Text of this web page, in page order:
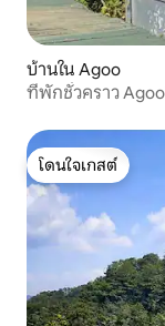
บ้านใน Agoo
ที่พักชั่วคราว
โดนใจเกสต์
โดนใจเกสต์